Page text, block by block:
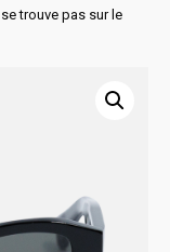
trouve pas sur le